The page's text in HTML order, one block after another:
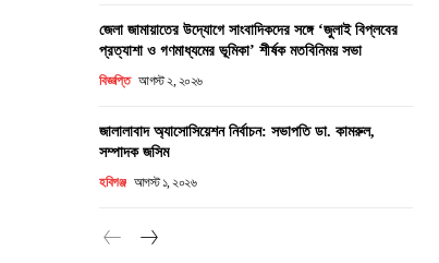
জেলা জামায়াতের উদ্যোগে সাংবাদিকদের সঙ্গে ‘জুলাই বিপ্লবের
প্রত্যাশা ও গণমাধ্যমের ভূমিকা’ শীর্ষক মতবিনিময় সভা
বিজ্ঞপ্তি আগস্ট ২, ২০২৬
জালালাবাদ অ্যাসোসিয়েশন নির্বাচন: সভাপতি ডা. কামরুল,
সম্পাদক জসিম
হবিগঞ্জ আগস্ট ১, ২০২৬